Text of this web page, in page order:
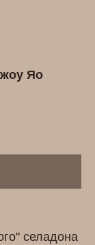
Яо
селадона